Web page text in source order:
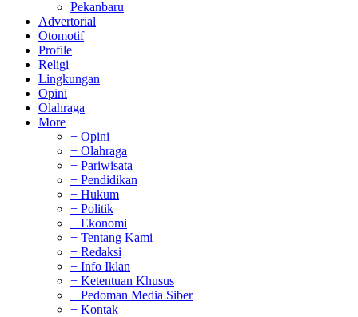
Pekanbaru
Advertorial
Otomotif
Profile
Religi
Lingkungan
Opini
Olahraga
More
+ Opini
+ Olahraga
+ Pariwisata
+ Pendidikan
+ Hukum
+ Politik
+ Ekonomi
+ Tentang Kami
+ Redaksi
+ Info Iklan
+ Ketentuan Khusus
+ Pedoman Media Siber
+ Kontak